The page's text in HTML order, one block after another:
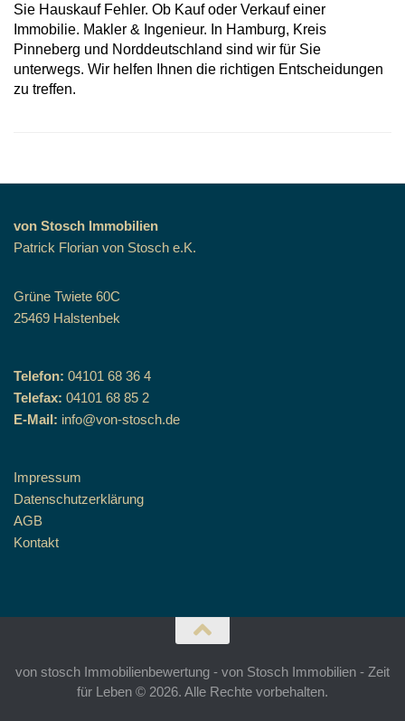
Sie Hauskauf Fehler. Ob Kauf oder Verkauf einer
Immobilie. Makler & Ingenieur. In Hamburg, Kreis
Pinneberg und Norddeutschland sind wir für Sie
unterwegs. Wir helfen Ihnen die richtigen Entscheidungen
zu treffen.
von Stosch Immobilien
Patrick Florian von Stosch e.K.
Grüne Twiete 60C
25469 Halstenbek
Telefon: 04101 68 36 4
Telefax: 04101 68 85 2
E-Mail: info@von-stosch.de
Impressum
Datenschutzerklärung
AGB
Kontakt
von stosch Immobilienbewertung - von Stosch Immobilien - Zeit
für Leben © 2026. Alle Rechte vorbehalten.